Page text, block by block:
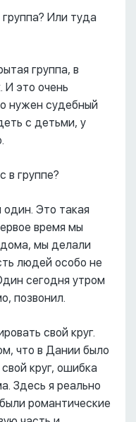
Или туда
группа, в
И это очень
нужен судебный
с детьми, у
в группе?
Это такая
время мы
дома, мы делали
людей особо не
сегодня утром
позвонил.
свой круг.
что в Дании было
круг, ошибка
Здесь я реально
романтические